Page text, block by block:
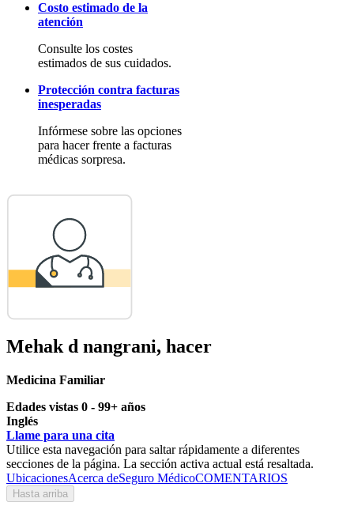
Costo estimado de la
atención
Consulte los costes
estimados de sus cuidados.
Protección contra facturas
inesperadas
Infórmese sobre las opciones
para hacer frente a facturas
médicas sorpresa.
Mehak d nangrani, hacer
Medicina Familiar
Edades vistas 0 - 99+ años
Inglés
Llame para una cita
Utilice esta navegación para saltar rápidamente a diferentes
secciones de la página. La sección activa actual está resaltada.
UbicacionesAcerca deSeguro MédicoCOMENTARIOS
Hasta arriba